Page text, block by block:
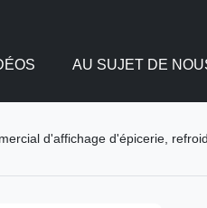
AU SUJET DE
d'affichage d'épicerie,